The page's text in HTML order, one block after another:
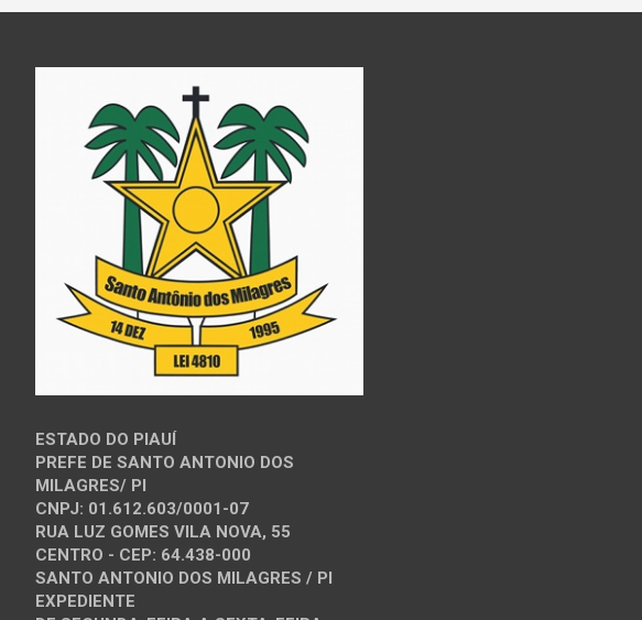
ESTADO DO PIAUÍ
PREFE DE SANTO ANTONIO DOS
MILAGRES/ PI
CNPJ: 01.612.603/0001-07
RUA LUZ GOMES VILA NOVA, 55
CENTRO - CEP: 64.438-000
SANTO ANTONIO DOS MILAGRES / PI
EXPEDIENTE